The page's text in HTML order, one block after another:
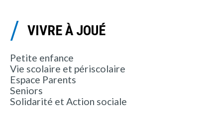
VIVRE À JOUÉ
Petite enfance
Vie scolaire et périscolaire
Espace Parents
Seniors
Solidarité et Action sociale